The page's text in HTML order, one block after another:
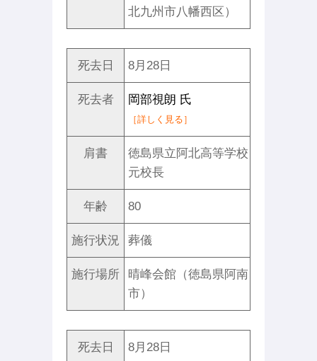
北九州市八幡西区）
死去日 8月28日
死去者 岡部視朗 氏
［詳しく見る］
肩書
徳島県立阿北高等学校
元校長
年齢 80
施行状況 葬儀
施行場所
晴峰会館（徳島県阿南
市）
死去日 8月28日